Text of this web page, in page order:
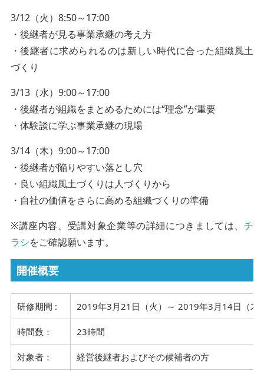
3/12（火）8:50～17:00
・後継者が見る事業承継の考え方
・後継者に求められるのは新しい時代に合った組織風土
づくり
3/13（水）9:00～17:00
・後継者が組織をまとめるためには“理念”が重要
・体験談に学ぶ事業承継の現場
3/14（木）9:00～17:00
・後継者が陥りやすい落とし穴
・良い組織風土づくりは人づくりから
・自社の価値をさらに高める組織づくりの準備
※講座内容、受講対象企業等の詳細につきましては、チ
ラシをご確認願います。
開催概要
研修期間 : 2019年3月21日（火）～ 2019年3月14日（木
時間数： 23時間
対象者： 経営後継者およびその候補者の方